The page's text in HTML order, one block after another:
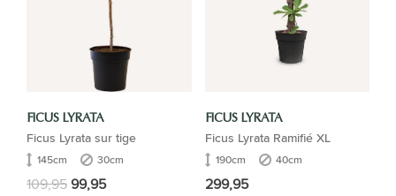
FICUS LYRATA
Ficus Lyrata sur tige
145cm 30cm
109,9599,95
FICUS LYRATA
Ficus Lyrata Ramifié XL
190cm 40cm
299,95